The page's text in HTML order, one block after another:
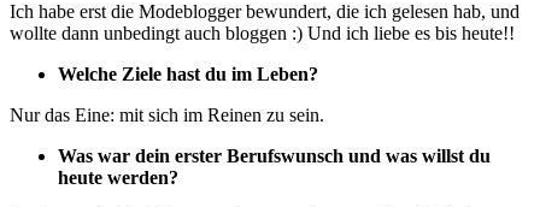
Ich habe erst die Modeblogger bewundert, die ich gelesen hab, und
wollte dann unbedingt auch bloggen :) Und ich liebe es bis heute!!
Welche Ziele hast du im Leben?
Nur das Eine: mit sich im Reinen zu sein.
Was war dein erster Berufswunsch und was willst du
heute werden?